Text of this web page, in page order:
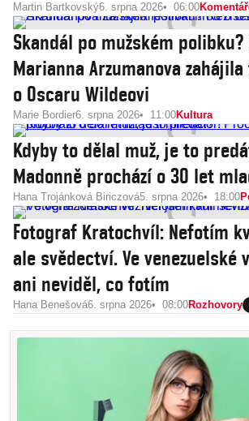
Martin Bartkovský6. srpna 2026 06:00
Skandál po mužském polibku?
Marianna Arzumanova
o Oscaru Wildeovi
Marie Bordier6. srpna 2026 11:00Kultura
Kdyby to dělal muž, je to
Madonně prochází o 30 let
Hana Trojánková Biriczová5. srpna 2026 18:00
Fotograf Kratochvíl: Nefotím
ale svědectví. Ve venezuelské
ani neviděl, co fotím
Hana Benešová6. srpna 2026 08:00Rozhovory